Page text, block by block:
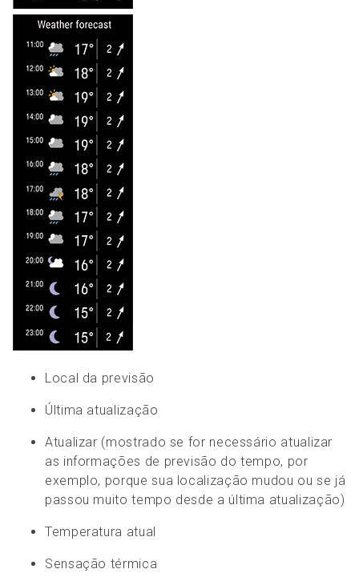
Local da previsão
Última atualização
Atualizar (mostrado se for necessário atualizar
as informações de previsão do tempo, por
exemplo, porque sua localização mudou ou se já
passou muito tempo desde a última atualização)
Temperatura atual
Sensação térmica